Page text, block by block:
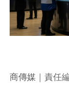
商傳媒 ｜責任